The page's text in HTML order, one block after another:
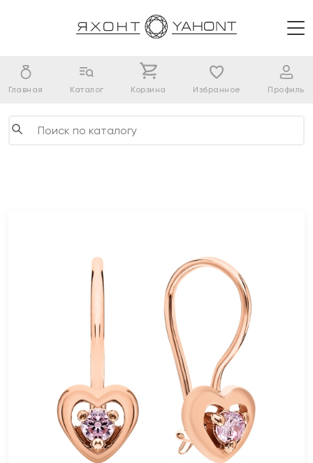
Главная Каталог Корзина Избранное Профиль